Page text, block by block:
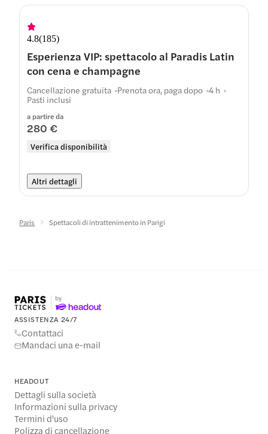
4.8(185)
Esperienza VIP: spettacolo al Paradis Latin
con cena e champagne
a partire da
280 €
Verifica disponibilità
Cancellazione gratuita Prenota ora, paga dopo 4 h
Pasti inclusi
Altri dettagli
Paris Spettacoli di intrattenimento in Parigi
ASSISTENZA 24/7
Contattaci
Mandaci una e-mail
HEADOUT
Dettagli sulla società
Informazioni sulla privacy
Termini d'uso
Polizza di cancellazione